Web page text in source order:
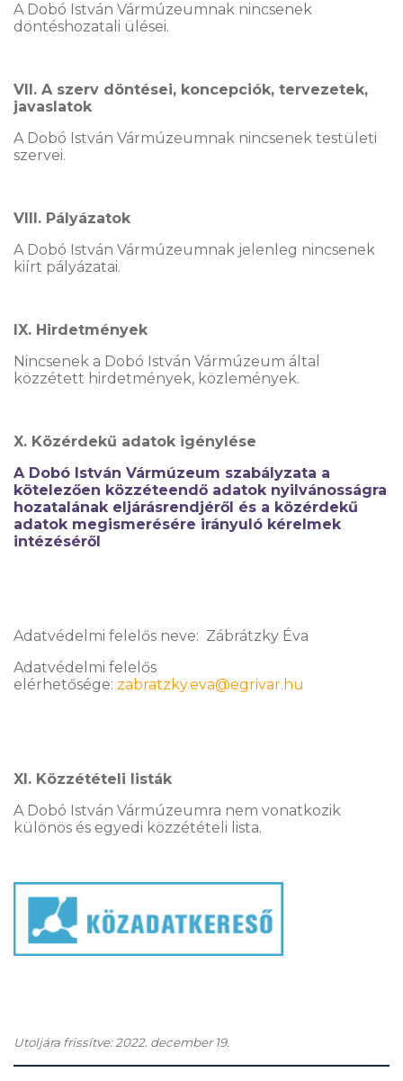
A Dobó István Vármúzeumnak nincsenek
döntéshozatali ülései.
VII. A szerv döntései, koncepciók, tervezetek,
javaslatok
A Dobó István Vármúzeumnak nincsenek testületi
szervei.
VIII. Pályázatok
A Dobó István Vármúzeumnak jelenleg nincsenek
kiírt pályázatai.
IX. Hirdetmények
Nincsenek a Dobó István Vármúzeum által
közzétett hirdetmények, közlemények.
X. Közérdekű adatok igénylése
A Dobó István Vármúzeum szabályzata a
kötelezően közzéteendő adatok nyilvánosságra
hozatalának eljárásrendjéről és a közérdekű
adatok megismerésére irányuló kérelmek
intézéséről
Adatvédelmi felelős neve: Zábrátzky Éva
Adatvédelmi felelős
elérhetősége: zabratzky.eva@egrivar.hu
XI. Közzétételi listák
A Dobó István Vármúzeumra nem vonatkozik
különös és egyedi közzétételi lista.
Utoljára frissítve: 2022. december 19.